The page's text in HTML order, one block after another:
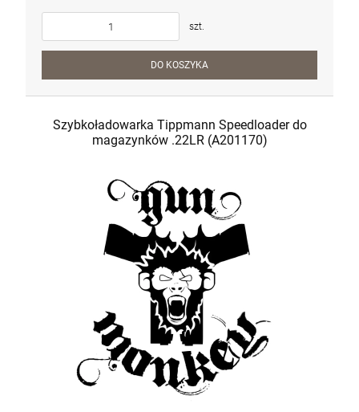
szt.
DO KOSZYKA
Szybkoładowarka Tippmann Speedloader do
magazynków .22LR (A201170)